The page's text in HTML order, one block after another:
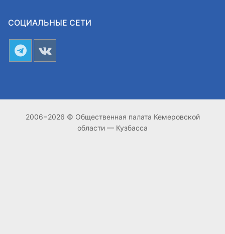
СОЦИАЛЬНЫЕ СЕТИ
2006−2026 © Общественная палата Кемеровской
области — Кузбасса